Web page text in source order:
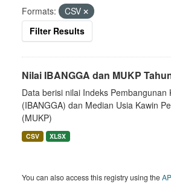
Formats:
CSV
Filter Results
Nilai IBANGGA dan MUKP
Data berisi nilai Indeks Pembangunan
(IBANGGA) dan Median Usia Kawin
(MUKP)
CSV XLSX
You can also access this registry using the